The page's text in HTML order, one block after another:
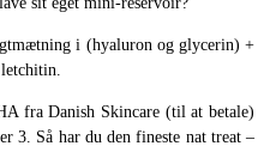
i (hyaluron og glycerin) +
fra Danish Skincare (til at betale)
3. Så har du den fineste nat treat –